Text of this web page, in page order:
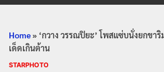
Home» ‘กวาง วรรณปิยะ’ โพสแซ่บนั่งยกข
เด็ดเกินต้าน
STARPHOTO